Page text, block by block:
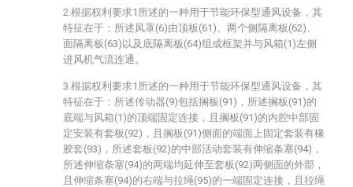
2.根据权利要求1所述的一种用于节能环保型通风设备，其
特征在于：所述风罩(6)由顶板(61)、两个侧隔离板(62)、
面隔离板(63)以及底隔离板(64)组成框架并与风箱(1)左侧
进风机气流连通。
3.根据权利要求1所述的一种用于节能环保型通风设备，其
特征在于：所述传动器(9)包括搁板(91)，所述搁板(91)的
底端与风箱(1)的顶端固定连接，且搁板(91)的内腔中部固
定安装有套板(92)，且搁板(91)侧面的端面上固定套装有橡
胶套(93)，所述套板(92)的中部活动套装有伸缩条塞(94)，
所述伸缩条塞(94)的两端均延伸至套板(92)两侧面的外部，
且伸缩条塞(94)的右端与拉绳(95)的一端固定连接，且拉绳